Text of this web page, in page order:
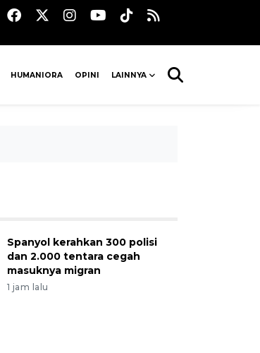
HUMANIORA OPINI LAINNYA
Spanyol kerahkan 300 polisi
dan 2.000 tentara cegah
masuknya migran
1 jam lalu